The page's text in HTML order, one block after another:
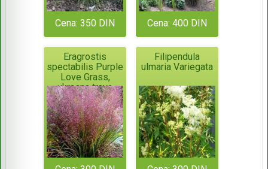
Cena: 350 DIN Cena: 400 DIN
Eragrostis
spectabilis Purple
Love Grass,
ukrasna trava
Filipendula
ulmaria Variegata